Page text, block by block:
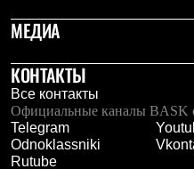
Ботинки
Мужская обувь
Кроссовки
Сапоги
Гамаши и бахилы
Гамаши
Бахилы
Тапочки и чуни
МЕДИА
КОНТАКТЫ
Все контакты
Официальные каналы BASK
Telegram
Odnoklassniki
Rutube